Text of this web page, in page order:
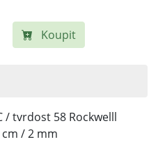
Koupit
/ tvrdost 58 Rockwelll
/ 2 mm